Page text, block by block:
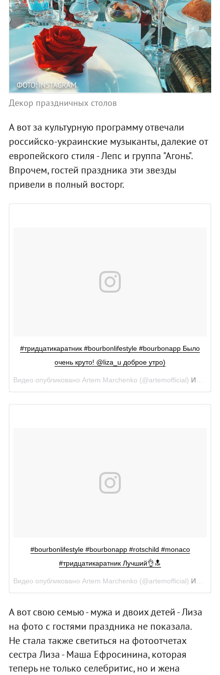
ФОТО: INSTAGRAM
Декор праздничных столов
А вот за культурную программу отвечали
российско-украинские музыканты, далекие от
европейского стиля - Лепс и группа "Агонь".
Впрочем, гостей праздника эти звезды
привели в полный восторг.
#тридцатикаратник #bourbonlifestyle #bourbonapp Было
очень круто! @liza_u доброе утро)
Видео опубликовано Artem Marchenko (@artemofficial) Июн 12 2016 в 4:10 PDT
#bourbonlifestyle #bourbonapp #rotschild #monaco
#тридцатикаратник Лучший👌🔝
Видео опубликовано Artem Marchenko (@artemofficial) Июн 11 2016 в 9:22 PDT
А вот свою семью - мужа и двоих детей - Лиза
на фото с гостями праздника не показала.
Не стала также светиться на фотоотчетах
сестра Лиза - Маша Ефросинина, которая
теперь не только селебритис, но и жена